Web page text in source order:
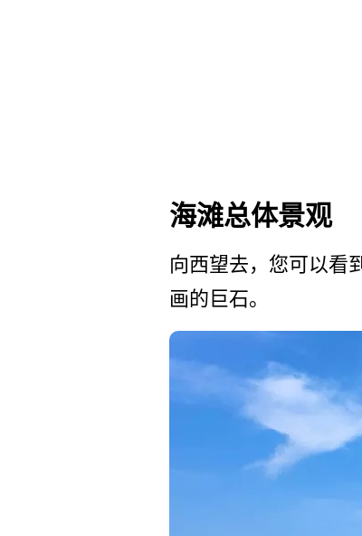
海滩总体景观
向西望去，您可以看
画的巨石。